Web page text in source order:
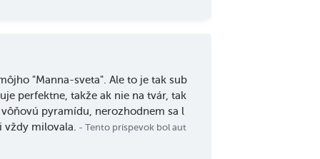
"Manna-sveta". Ale to je tak sub
perfektne, takže ak nie na tvár, tak
pyramídu, nerozhodnem sa l
vždy milovala. - Tento príspevok bol aut